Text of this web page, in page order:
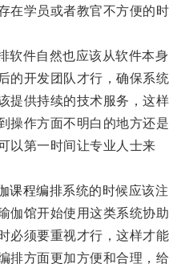
在学员或者教官不方便的时
软件自然也应该从软件本身
的开发团队才行，确保系统
提供持续的技术服务，这样
操作方面不明白的地方还是
以第一时间让专业人士来
课程编排系统的时候应该注
伽馆开始使用这类系统协助
必须要重视才行，这样才能
排方面更加方便和合理，给